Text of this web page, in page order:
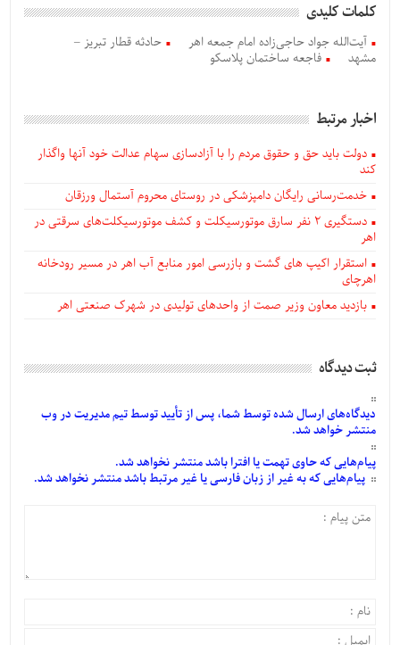
کلمات کلیدی
آیت‌الله جواد حاجی‌زاده امام جمعه اهر
حادثه قطار تبریز –
مشهد
فاجعه ساختمان پلاسکو
اخبار مرتبط
دولت باید حق و حقوق مردم را با آزادسازی سهام عدالت خود آنها واگذار
کند
خدمت‌رسانی رایگان دامپزشکی در روستای محروم آستمال ورزقان
دستگيری ۲ نفر سارق موتورسیکلت و کشف موتورسیکلت‌های سرقتی در
اهر
استقرار اکیپ های گشت و بازرسی امور منابع آب اهر در مسیر رودخانه
اهرچای
بازدید معاون وزیر صمت از واحدهای تولیدی در شهرک صنعتی اهر
ثبت دیدگاه
دیدگاه‌هایارسالشدهتوسط شما، پس ازتأییدتوسط تیم مدیریت در وب
منتشر خواهد شد.
پیام‌هاییکه حاوی تهمت یا افترا باشد منتشر نخواهد شد.
پیام‌هاییکه به غیر از زبان فارسی یا غیر مرتبط باشد منتشر نخواهد شد.